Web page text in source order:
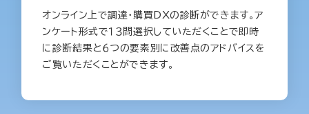
オンライン上で調達・購買DXの診断ができます。ア
ンケート形式で１３問選択していただくことで即時
に診断結果と６つの要素別に改善点のアドバイスを
ご覧いただくことができます。